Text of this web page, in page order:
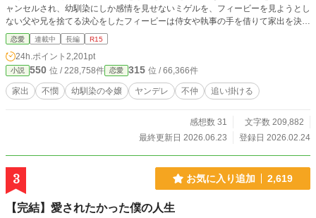
ャンセルされ、幼馴染にしか感情を見せないミゲルを、フィービーを見ようとし
ない父や兄を捨てる決心をしたフィービーは侍女や執事の手を借りて家出を決行
した。 自分を誰も知らない遠い場所へ行ったフィービーは、新しい人生の幕開
恋愛 連載中 長編 R15
24h.ポイント 2,201pt
小説 550 位 / 228,758件 恋愛 315 位 / 66,366件
家出 不憫 幼馴染の令嬢 ヤンデレ 不仲 追い掛ける
感想数 31
文字数 209,882
最終更新日 2026.06.23
登録日 2026.02.24
3 お気に入り追加 2,619
【完結】愛されたかった僕の人生